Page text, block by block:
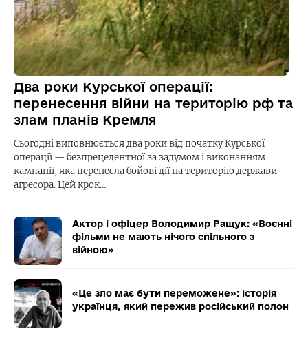
Два роки Курської операції:
перенесення війни на територію рф та
злам планів Кремля
Сьогодні виповнюється два роки від початку Курської
операції — безпрецедентної за задумом і виконанням
кампанії, яка перенесла бойові дії на територію держави-
агресора. Цей крок…
Актор і офіцер Володимир Ращук: «Воєнні
фільми не мають нічого спільного з
війною»
«Це зло має бути переможене»: історія
українця, який пережив російський полон